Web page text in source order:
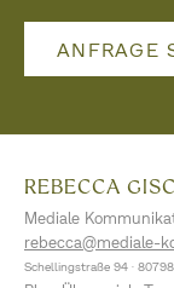
ANFRAGE
REBECCA
Mediale
rebecca@mediale-
Schellingstraße 94 ·